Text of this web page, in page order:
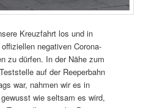
Kreuzfahrt los und in
negativen Corona-
zu dürfen. In der Nähe zum
auf der Reeperbahn
war, nahmen wir es in
wie seltsam es wird,